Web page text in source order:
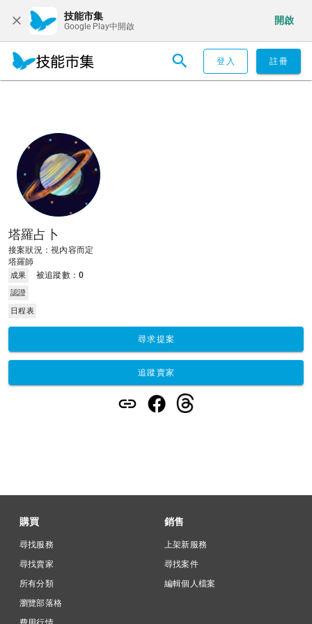
技能市集
Google Play中開啟
開啟
登入 註冊
塔羅占卜
接案狀況：視內容而定
塔羅師
成果 被追蹤數：0
認證
日程表
尋求提案
追蹤賣家
購買
尋找服務
尋找賣家
所有分類
瀏覽部落格
銷售
上架新服務
尋找案件
編輯個人檔案